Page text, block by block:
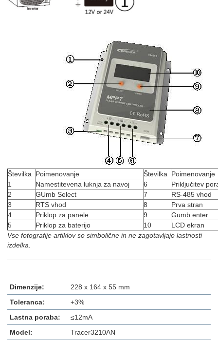
Številka Poimenovanje Številka
Poimenovanje
1
Namestitevena luknja za navoj 6
Priključitev
2
GUmb Select 7
RS-485 vhod
3
RTS vhod 8
Prva stran
4
Priklop za panele 9
Gumb enter
5
Priklop za baterijo 10
LCD ekran
Vse fotografije artiklov so simbolične in ne zagotavljajo lastnosti
izdelka.
Dimenzije:
228 x 164 x 55 mm
Toleranca:
+3%
Lastna poraba:
≤12mA
Model:
Tracer3210AN